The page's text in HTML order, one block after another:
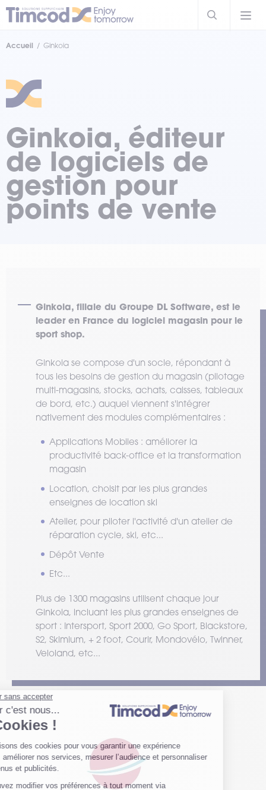
Accueil Ginkoia
Ginkoia, éditeur
de logiciels de
gestion pour
points de vente
Ginkoia, filiale du Groupe DL Software, est le
leader en France du logiciel magasin pour le
sport shop.
Ginkoia se compose d'un socle, répondant à
tous les besoins de gestion du magasin (pilotage
multi-magasins, stocks, achats, caisses, tableaux
de bord, etc.) auquel viennent s'intégrer
nativement des modules complémentaires :
Applications Mobiles : améliorer la
productivité back-office et la transformation
magasin
Location, choisit par les plus grandes
enseignes de location ski
Atelier, pour piloter l'activité d'un atelier de
réparation cycle, ski, etc...
Dépôt Vente
Etc...
Plus de 1300 magasins utilisent chaque jour
Ginkoia, incluant les plus grandes enseignes de
sport : Intersport, Sport 2000, Go Sport, Blackstore,
S2, Skimium, + 2 foot, Courir, Mondovélo, Twinner,
Veloland, etc...